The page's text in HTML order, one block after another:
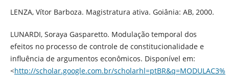
LENZA, Vítor Barboza. Magistratura ativa. Goiânia: AB, 2000.
LUNARDI, Soraya Gasparetto. Modulação temporal dos
efeitos no processo de controle de constitucionalidade e
influência de argumentos econômicos. Disponível em:
<http://scholar.google.com.br/scholarhl=ptBR&q=MODULAC3%